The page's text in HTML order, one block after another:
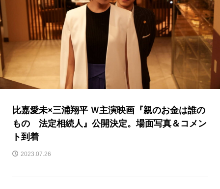
比嘉愛未×三浦翔平 Ｗ主演映画『親のお金は誰の
もの 法定相続人』公開決定。場面写真＆コメン
ト到着
2023.07.26